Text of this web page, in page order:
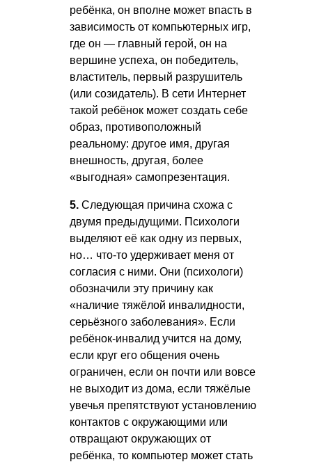
ребёнка, он вполне может впасть в
зависимость от компьютерных игр,
где он — главный герой, он на
вершине успеха, он победитель,
властитель, первый разрушитель
(или созидатель). В сети Интернет
такой ребёнок может создать себе
образ, противоположный
реальному: другое имя, другая
внешность, другая, более
«выгодная» самопрезентация.
5. Следующая причина схожа с
двумя предыдущими. Психологи
выделяют её как одну из первых,
но… что-то удерживает меня от
согласия с ними. Они (психологи)
обозначили эту причину как
«наличие тяжёлой инвалидности,
серьёзного заболевания». Если
ребёнок-инвалид учится на дому,
если круг его общения очень
ограничен, если он почти или вовсе
не выходит из дома, если тяжёлые
увечья препятствуют установлению
контактов с окружающими или
отвращают окружающих от
ребёнка, то компьютер может стать